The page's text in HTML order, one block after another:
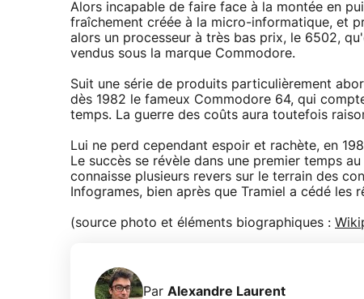
Alors incapable de faire face à la montée en
fraîchement créée à la micro-informatique, et
alors un processeur à très bas prix, le 6502,
vendus sous la marque Commodore.
Suit une série de produits particulièrement
dès 1982 le fameux Commodore 64, qui
temps. La guerre des coûts aura toutefois
Lui ne perd cependant espoir et rachète, en
Le succès se révèle dans une premier temps
connaisse plusieurs revers sur le terrain des
Infogrames, bien après que Tramiel a cédé les
(source photo et éléments biographiques :
Par Alexandre Laurent